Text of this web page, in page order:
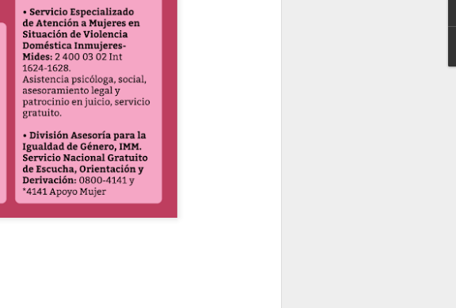
Argentina: La desinformación jugó en contra de las mujeres